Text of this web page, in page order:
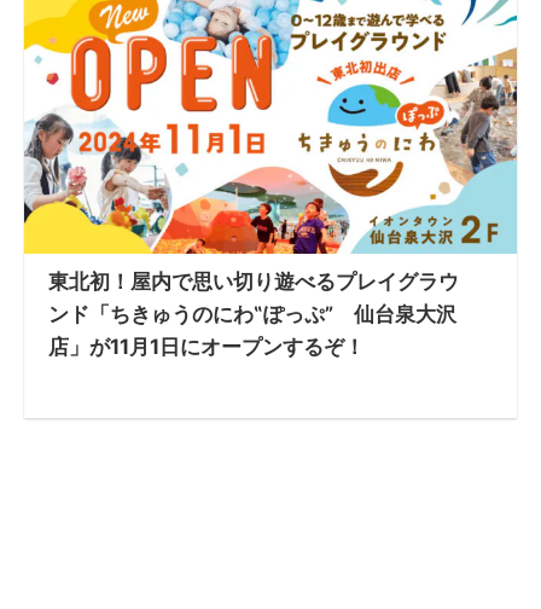
東北初！屋内で思い切り遊べるプレイグラウ
ンド「ちきゅうのにわ‟ぽっぷ” 仙台泉大沢
店」が11月1日にオープンするぞ！